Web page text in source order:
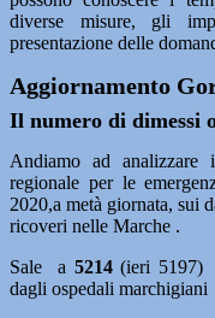
diverse misure, gli
presentazione delle
Aggiornamento
Il numero di dimessi
Andiamo ad
regionale per le
2020,a metà giornata, sui
ricoveri nelle Marche .
Sale a 5214(ieri 5197)
dagli ospedali marchigiani